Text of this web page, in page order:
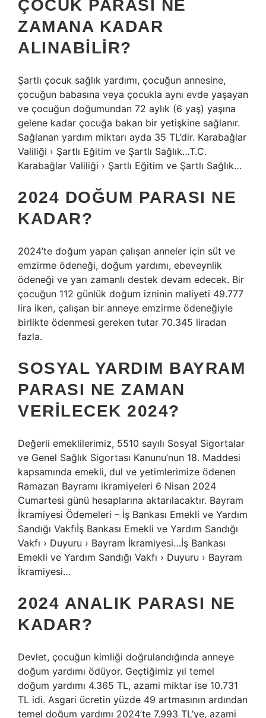
ÇOCUK PARASI NE
ZAMANA KADAR
ALINABILIR?
Şartlı çocuk sağlık yardımı, çocuğun annesine,
çocuğun babasına veya çocukla aynı evde yaşayan
ve çocuğun doğumundan 72 aylık (6 yaş) yaşına
gelene kadar çocuğa bakan bir yetişkine sağlanır.
Sağlanan yardım miktarı ayda 35 TL’dir. Karabağlar
Valiliği › Şartlı Eğitim ve Şartlı Sağlık…T.C.
Karabağlar Valiliği › Şartlı Eğitim ve Şartlı Sağlık…
2024 DOĞUM PARASI NE
KADAR?
2024’te doğum yapan çalışan anneler için süt ve
emzirme ödeneği, doğum yardımı, ebeveynlik
ödeneği ve yarı zamanlı destek devam edecek. Bir
çocuğun 112 günlük doğum izninin maliyeti 49.777
lira iken, çalışan bir anneye emzirme ödeneğiyle
birlikte ödenmesi gereken tutar 70.345 liradan
fazla.
SOSYAL YARDIM BAYRAM
PARASI NE ZAMAN
VERILECEK 2024?
Değerli emeklilerimiz, 5510 sayılı Sosyal Sigortalar
ve Genel Sağlık Sigortası Kanunu’nun 18. Maddesi
kapsamında emekli, dul ve yetimlerimize ödenen
Ramazan Bayramı ikramiyeleri 6 Nisan 2024
Cumartesi günü hesaplarına aktarılacaktır. Bayram
İkramiyesi Ödemeleri – İş Bankası Emekli ve Yardım
Sandığı Vakfıİş Bankası Emekli ve Yardım Sandığı
Vakfı › Duyuru › Bayram İkramiyesi…İş Bankası
Emekli ve Yardım Sandığı Vakfı › Duyuru › Bayram
İkramiyesi…
2024 ANALIK PARASI NE
KADAR?
Devlet, çocuğun kimliği doğrulandığında anneye
doğum yardımı ödüyor. Geçtiğimiz yıl temel
doğum yardımı 4.365 TL, azami miktar ise 10.731
TL idi. Asgari ücretin yüzde 49 artmasının ardından
temel doğum yardımı 2024’te 7.993 TL’ye, azami